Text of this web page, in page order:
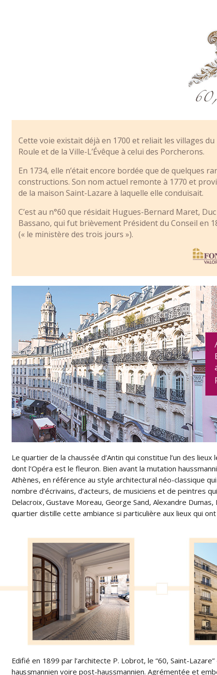
Cette voie existait déjà en 1700 et reliait les villages du
Roule et de la Ville-L’Évêque à celui des Porcherons.
En 1734, elle n’était encore bordée que de quelques
constructions. Son nom actuel remonte à 1770 et
de la maison Saint-Lazare à laquelle elle conduisait.
C’est au n°60 que résidait Hugues-Bernard Maret,
Bassano, qui fut brièvement Président du Conseil en
(« le ministère des trois jours »).
Le quartier de la chaussée d’Antin qui constitue l’un des
dont l'Opéra est le fleuron. Bien avant la mutation
Athènes, en référence au style architectural néo-classique
nombre d’écrivains, d’acteurs, de musiciens et de peintres
Delacroix, Gustave Moreau, George Sand, Alexandre
quartier distille cette ambiance si particulière aux lieux qui
Edifié en 1899 par l’architecte P. Lobrot, le “60, Saint-
haussmannien voire post-haussmannien. Agrémentée et